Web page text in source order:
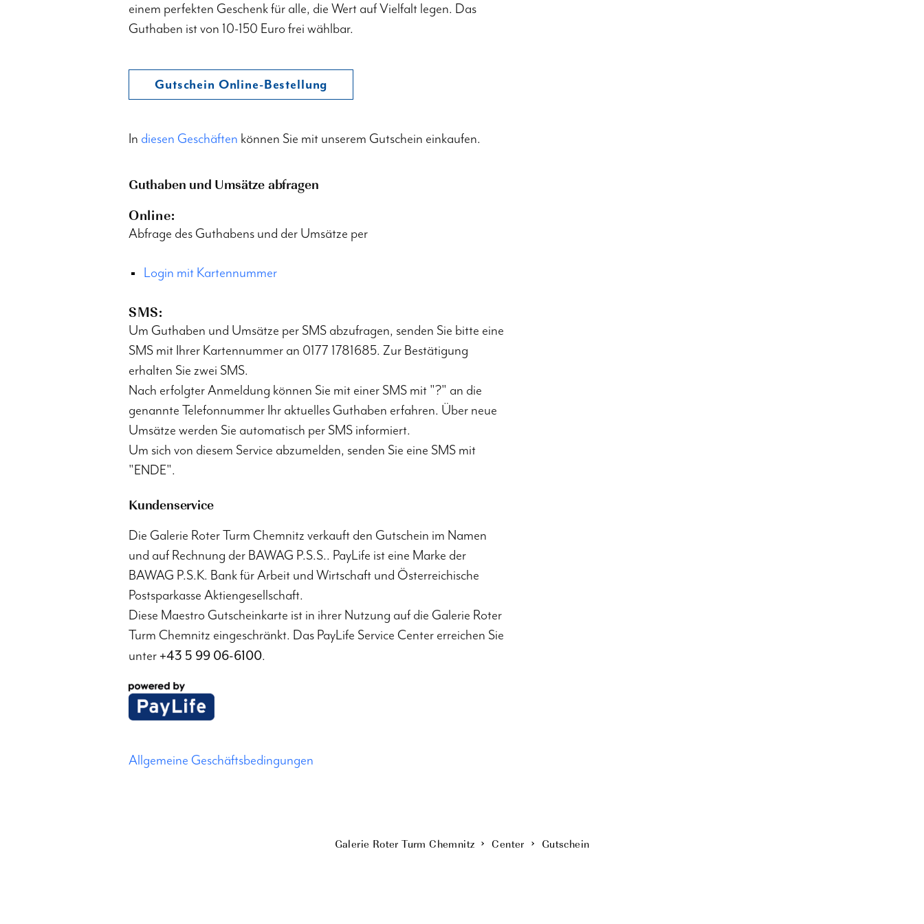
einem perfekten Geschenk für alle, die Wert auf Vielfalt legen. Das
Guthaben ist von 10-150 Euro frei wählbar.
Gutschein Online-Bestellung
In diesen Geschäften können Sie mit unserem Gutschein einkaufen.
Guthaben und Umsätze abfragen
Online:
Abfrage des Guthabens und der Umsätze per
Login mit Kartennummer
SMS:
Um Guthaben und Umsätze per SMS abzufragen, senden Sie bitte eine
SMS mit Ihrer Kartennummer an 0177 1781685. Zur Bestätigung
erhalten Sie zwei SMS.
Nach erfolgter Anmeldung können Sie mit einer SMS mit "?" an die
genannte Telefonnummer Ihr aktuelles Guthaben erfahren. Über neue
Umsätze werden Sie automatisch per SMS informiert.
Um sich von diesem Service abzumelden, senden Sie eine SMS mit
"ENDE".
Kundenservice
Die Galerie Roter Turm Chemnitz verkauft den Gutschein im Namen
und auf Rechnung der BAWAG P.S.S.. PayLife ist eine Marke der
BAWAG P.S.K. Bank für Arbeit und Wirtschaft und Österreichische
Postsparkasse Aktiengesellschaft.
Diese Maestro Gutscheinkarte ist in ihrer Nutzung auf die Galerie Roter
Turm Chemnitz eingeschränkt. Das PayLife Service Center erreichen Sie
unter +43 5 99 06-6100.
Allgemeine Geschäftsbedingungen
Galerie Roter Turm Chemnitz Center Gutschein